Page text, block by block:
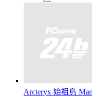
Arcteryx 始祖鳥